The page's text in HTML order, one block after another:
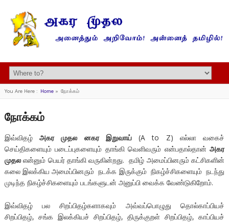
You Are Here : Home» நோக்கம்
நோக்கம்
இவ்விதழ்அகர முதல னகர இறுவாய்(A to Z) எல்லா வகைச்
செய்திகளையும் படைப்புகளையும் தாங்கி வெளிவரும் என்பதால்தான்அகர
முதலஎன்னும் பெயர் தாங்கி வருகின்றது. தமிழ் அமைப்பினரும் கட்சிகளின்
கலை இலக்கிய அமைப்பினரும் நடக்க இருக்கும் நிகழ்ச்சிகளையும் நடந்து
முடிந்த நிகழ்ச்சிகளையும் படங்களுடன் அனுப்பி வைக்க வேண்டுகிறோம்.
இவ்விதழ் பல சிறப்பிதழ்களாகவும் அவ்வப்பொழுது தொல்காப்பியச்
சிறப்பிதழ், சங்க இலக்கியச் சிறப்பிதழ், திருக்குறள் சிறப்பிதழ், காப்பியச்